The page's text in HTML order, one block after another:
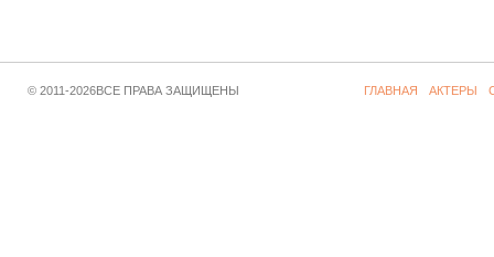
© 2011-2026ВСЕ ПРАВА ЗАЩИЩЕНЫ ГЛАВНАЯ АКТЕРЫ